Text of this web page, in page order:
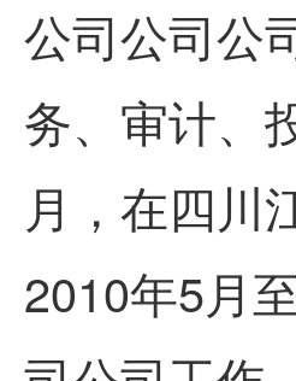
公司公司公
务、审计、
月，在四川
2010年5月